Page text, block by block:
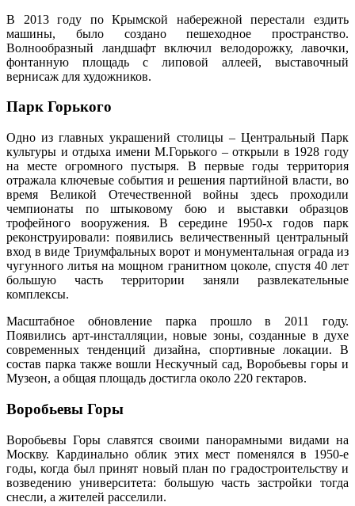
В 2013 году по Крымской набережной перестали ездить
машины, было создано пешеходное пространство.
Волнообразный ландшафт включил велодорожку, лавочки,
фонтанную площадь с липовой аллеей, выставочный
вернисаж для художников.
Парк Горького
Одно из главных украшений столицы – Центральный Парк
культуры и отдыха имени М.Горького – открыли в 1928 году
на месте огромного пустыря. В первые годы территория
отражала ключевые события и решения партийной власти, во
время Великой Отечественной войны здесь проходили
чемпионаты по штыковому бою и выставки образцов
трофейного вооружения. В середине 1950-х годов парк
реконструировали: появились величественный центральный
вход в виде Триумфальных ворот и монументальная ограда из
чугунного литья на мощном гранитном цоколе, спустя 40 лет
большую часть территории заняли развлекательные
комплексы.
Масштабное обновление парка прошло в 2011 году.
Появились арт-инсталляции, новые зоны, созданные в духе
современных тенденций дизайна, спортивные локации. В
состав парка также вошли Нескучный сад, Воробьевы горы и
Музеон, а общая площадь достигла около 220 гектаров.
Воробьевы Горы
Воробьевы Горы славятся своими панорамными видами на
Москву. Кардинально облик этих мест поменялся в 1950-е
годы, когда был принят новый план по градостроительству и
возведению университета: большую часть застройки тогда
снесли, а жителей расселили.